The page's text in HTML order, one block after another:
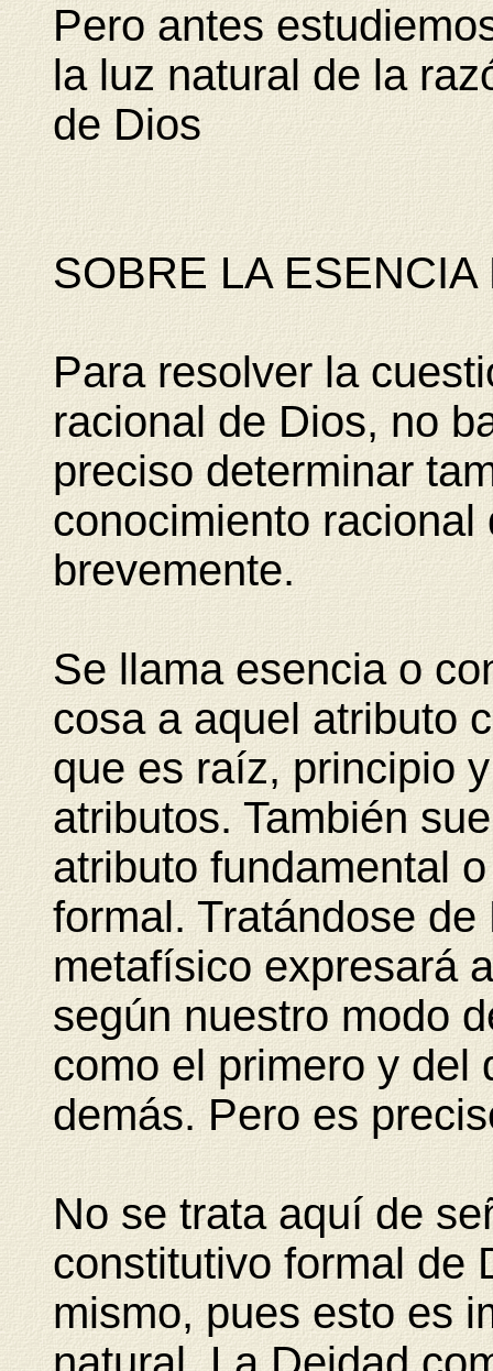
Pero antes
la luz natural de la
de Dios
SOBRE LA
Para resolver la
racional de Dios, no
preciso determinar
conocimiento
brevemente.
Se llama esencia o
cosa a aquel atributo
que es raíz, principio
atributos. También
atributo fundamental
formal. Tratándose
metafísico expresará
según nuestro modo
como el primero y del
demás. Pero es
No se trata aquí de
constitutivo formal de
mismo, pues esto es